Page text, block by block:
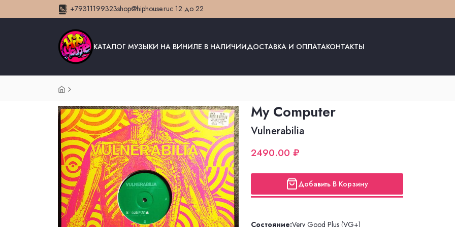
+79311199323shop@hiphouse.ruс 12 до 22
КАТАЛОГ МУЗЫКИ НА ВИНИЛЕ В НАЛИЧИИДОСТАВКА И ОПЛАТАКОНТАКТЫ
My Computer
Vulnerabilia
2490.00 ₽
Добавить В Корзину
Состояние:Very Good Plus (VG+)